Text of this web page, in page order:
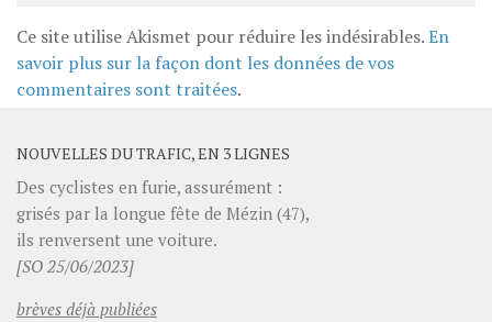
Ce site utilise Akismet pour réduire les indésirables.En
savoir plus sur la façon dont les données de vos
commentaires sont traitées.
NOUVELLES DU TRAFIC, EN 3 LIGNES
Des cyclistes en furie, assurément :
grisés par la longue fête de Mézin (47),
ils renversent une voiture.
[SO 25/06/2023]
brèves déjà publiées